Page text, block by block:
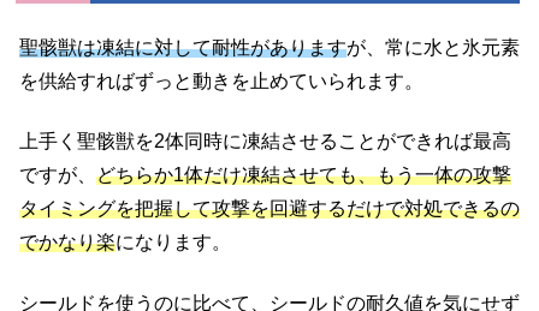
聖骸獣は凍結に対して耐性がありますが、常に水と氷元素
を供給すればずっと動きを止めていられます。
上手く聖骸獣を2体同時に凍結させることができれば最高
ですが、 どちらか1体だけ凍結させても、もう一体の攻撃
タイミングを把握して攻撃を回避するだけで対処できるの
でかなり楽になります。
シールドを使うのに比べて、シールドの耐久値を気にせず